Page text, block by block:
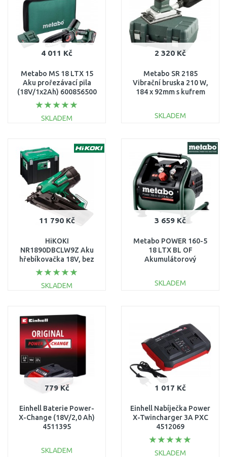
4 011 Kč
Metabo MS 18 LTX 15
Aku prořezávací pila
(18V/1x2Ah) 600856500
SKLADEM
Porovnat
2 320 Kč
Metabo SR 2185
Vibrační bruska 210 W,
184 x 92mm s kufrem
SKLADEM
Porovnat
11 790 Kč
HiKOKI
NR1890DBCLW9Z Aku
hřebíkovačka 18V, bez
baterie a nabíječky
SKLADEM
Porovnat
3 659 Kč
Metabo POWER 160-5
18 LTX BL OF
Akumulátorový
SKLADEM
Porovnat
779 Kč
Einhell Baterie Power-
X-Change (18V/2,0 Ah)
4511395
SKLADEM
1 017 Kč
Einhell Nabíječka Power
X-Twincharger 3A PXC
4512069
SKLADEM